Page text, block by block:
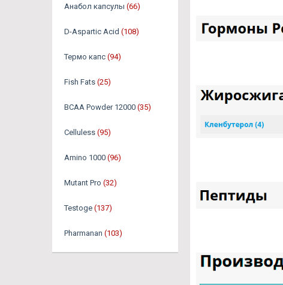
Анабол капсулы (66)
D-Aspartic Acid (108)
Термо капс (94)
Fish Fats (25)
BCAA Powder 12000 (35)
Celluless (95)
Amino 1000 (96)
Mutant Pro (32)
Testoge (137)
Pharmanan (103)